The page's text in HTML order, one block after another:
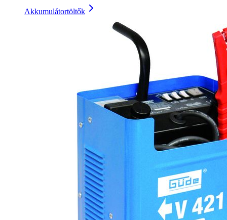
Akkumulátortöltők